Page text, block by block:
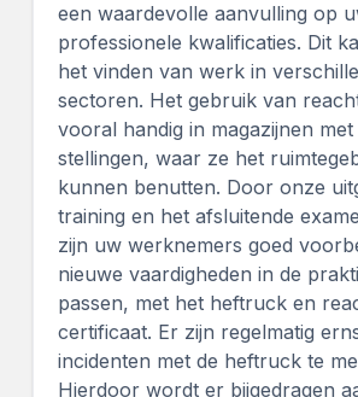
een waardevolle aanvulling op
professionele kwalificaties. Dit
het vinden van werk in
sectoren. Het gebruik van
vooral handig in magazijnen met
stellingen, waar ze het
kunnen benutten. Door onze
training en het afsluitende
zijn uw werknemers goed
nieuwe vaardigheden in de
passen, met het heftruck en
certificaat. Er zijn regelmatig
incidenten met de heftruck te
Hierdoor wordt er bijgedragen